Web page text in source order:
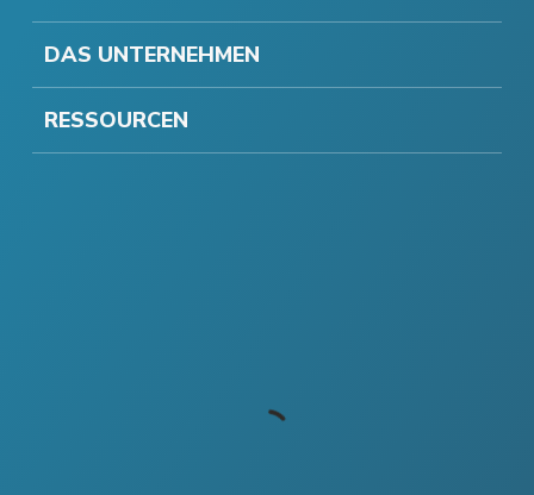
DAS UNTERNEHMEN
RESSOURCEN